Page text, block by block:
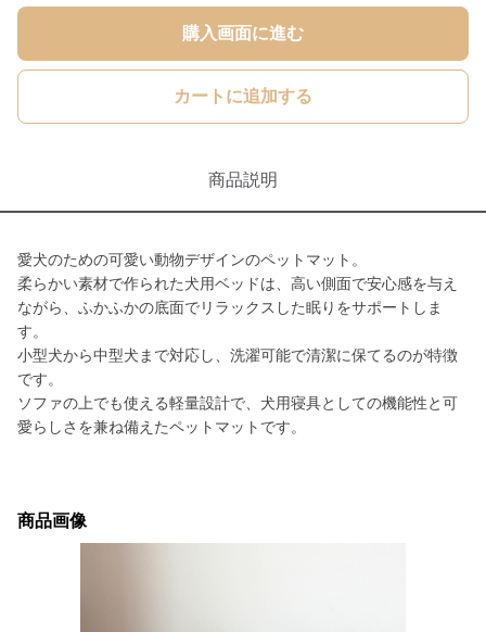
購入画面に進む
カートに追加する
商品説明
愛犬のための可愛い動物デザインのペットマット。
柔らかい素材で作られた犬用ベッドは、高い側面で安心感を与え
ながら、ふかふかの底面でリラックスした眠りをサポートしま
す。
小型犬から中型犬まで対応し、洗濯可能で清潔に保てるのが特徴
です。
ソファの上でも使える軽量設計で、犬用寝具としての機能性と可
愛らしさを兼ね備えたペットマットです。
商品画像